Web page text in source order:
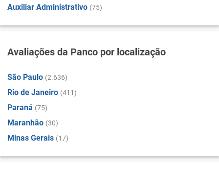
Auxiliar Administrativo (75)
Avaliações da Panco por localização
São Paulo (2.636)
Rio de Janeiro (411)
Paraná (75)
Maranhão (30)
Minas Gerais (17)